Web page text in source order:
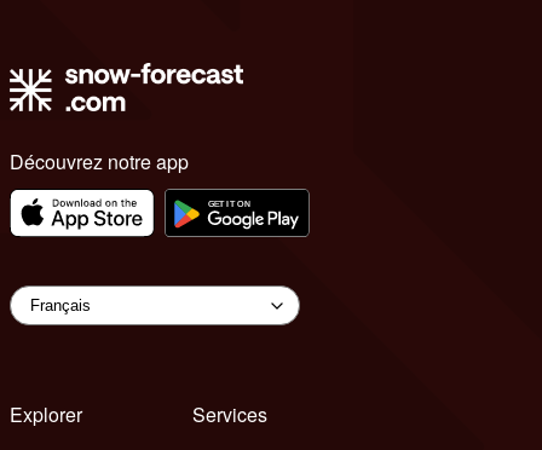
Découvrez notre app
Explorer
Services